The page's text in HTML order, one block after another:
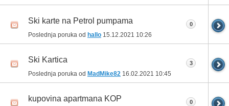
Ski karte na Petrol pumpama
Poslednja poruka od hallo 15.12.2021 10:26
0
Ski Kartica
Poslednja poruka od MadMike82 16.02.2021 10:45
3
kupovina apartmana KOP 0